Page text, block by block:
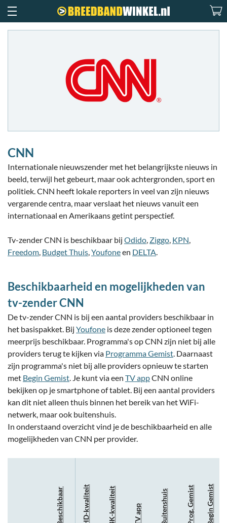
CNN
Internationale nieuwszender met het belangrijkste nieuws in
beeld, terwijl het gebeurt, maar ook achtergronden, sport en
politiek. CNN heeft lokale reporters in veel van zijn nieuws
vergarende centra, maar verslaat het nieuws vanuit een
internationaal en Amerikaans getint perspectief.
Tv-zender CNN is beschikbaar bij Odido, Ziggo, KPN,
Freedom, Budget Thuis,Youfoneen DELTA.
Beschikbaarheid en mogelijkheden van
tv-zender CNN
De tv-zender CNN is bij een aantal providers beschikbaar in
het basispakket. Bij Youfone is deze zender optioneel tegen
meerprijs beschikbaar. Programma's op CNN zijn niet bij alle
providers terug te kijken via Programma Gemist. Daarnaast
zijn programma's niet bij alle providers opnieuw te starten
met Begin Gemist. Je kunt via een TV appCNN online
bekijken op je smartphone of tablet. Bij een aantal providers
kan dit niet alleen thuis binnen het bereik van het WiFi-
netwerk, maar ook buitenshuis.
In onderstaand overzicht vind je de beschikbaarheid en alle
mogelijkheden van CNN per provider.
Beschikbaar HD-kwaliteit 4K-kwaliteit TV app Buitenshuis Prog. Gemist Begin Gemist